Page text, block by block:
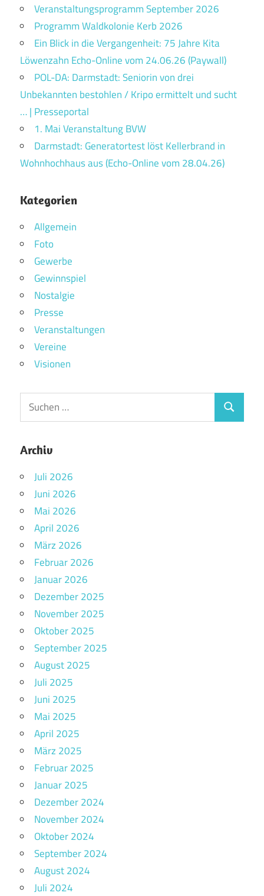
Veranstaltungsprogramm September 2026
Programm Waldkolonie Kerb 2026
Ein Blick in die Vergangenheit: 75 Jahre Kita
Löwenzahn Echo-Online vom 24.06.26 (Paywall)
POL-DA: Darmstadt: Seniorin von drei
Unbekannten bestohlen / Kripo ermittelt und sucht
… | Presseportal
1. Mai Veranstaltung BVW
Darmstadt: Generatortest löst Kellerbrand in
Wohnhochhaus aus (Echo-Online vom 28.04.26)
Kategorien
Allgemein
Foto
Gewerbe
Gewinnspiel
Nostalgie
Presse
Veranstaltungen
Vereine
Visionen
Archiv
Juli 2026
Juni 2026
Mai 2026
April 2026
März 2026
Februar 2026
Januar 2026
Dezember 2025
November 2025
Oktober 2025
September 2025
August 2025
Juli 2025
Juni 2025
Mai 2025
April 2025
März 2025
Februar 2025
Januar 2025
Dezember 2024
November 2024
Oktober 2024
September 2024
August 2024
Juli 2024